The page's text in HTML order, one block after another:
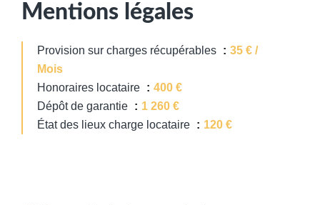
Mentions légales
Provision sur charges récupérables
35 € /
Mois
Honoraires locataire
400 €
Dépôt de garantie
1 260 €
État des lieux charge locataire
120 €